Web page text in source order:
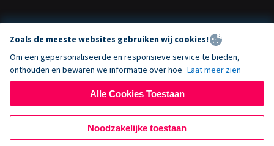
Zoals de meeste websites gebruiken wij cookies!
Om een gepersonaliseerde en responsieve service te bieden,
onthouden en bewaren we informatie over hoe Laat meer zien
Alle Cookies Toestaan
Noodzakelijke toestaan